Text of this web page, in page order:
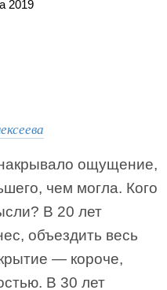
2019
ощущение,
чем могла. Кого
В 20 лет
объездить весь
— короче,
В 30 лет